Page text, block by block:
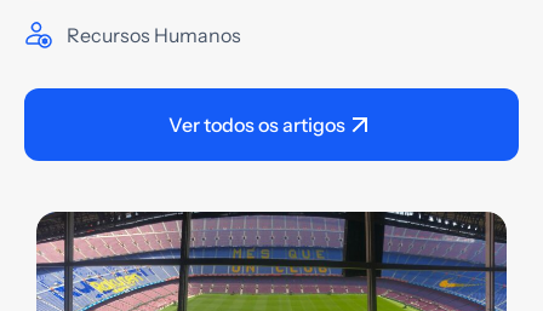
Recursos Humanos
Ver todos os artigos